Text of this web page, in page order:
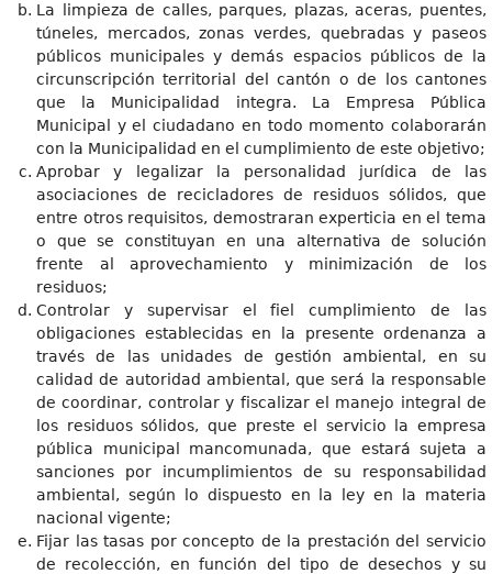
La limpieza de calles, parques, plazas, aceras, puentes,
túneles, mercados, zonas verdes, quebradas y paseos
públicos municipales y demás espacios públicos de la
circunscripción territorial del cantón o de los cantones
que la Municipalidad integra. La Empresa Pública
Municipal y el ciudadano en todo momento colaborarán
con la Municipalidad en el cumplimiento de este objetivo;
Aprobar y legalizar la personalidad jurídica de las
asociaciones de recicladores de residuos sólidos, que
entre otros requisitos, demostraran experticia en el tema
o que se constituyan en una alternativa de solución
frente al aprovechamiento y minimización de los
residuos;
Controlar y supervisar el fiel cumplimiento de las
obligaciones establecidas en la presente ordenanza a
través de las unidades de gestión ambiental, en su
calidad de autoridad ambiental, que será la responsable
de coordinar, controlar y fiscalizar el manejo integral de
los residuos sólidos, que preste el servicio la empresa
pública municipal mancomunada, que estará sujeta a
sanciones por incumplimientos de su responsabilidad
ambiental, según lo dispuesto en la ley en la materia
nacional vigente;
Fijar las tasas por concepto de la prestación del servicio
de recolección, en función del tipo de desechos y su